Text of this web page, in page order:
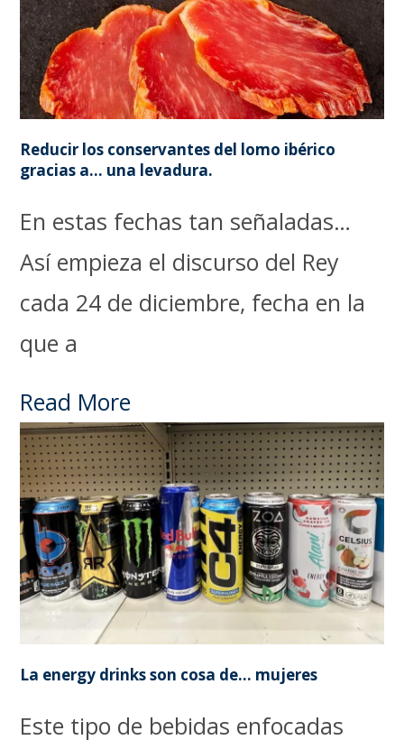
Reducir los conservantes del lomo ibérico
gracias a… una levadura.
En estas fechas tan señaladas…
Así empieza el discurso del Rey
cada 24 de diciembre, fecha en la
que a
Read More
La energy drinks son cosa de… mujeres
Este tipo de bebidas enfocadas